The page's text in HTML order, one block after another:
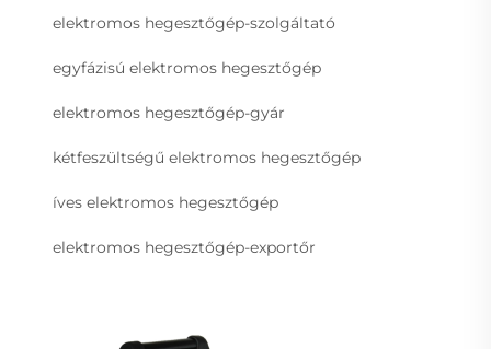
elektromos hegesztőgép-szolgáltató
egyfázisú elektromos hegesztőgép
elektromos hegesztőgép-gyár
kétfeszültségű elektromos hegesztőgép
íves elektromos hegesztőgép
elektromos hegesztőgép-exportőr